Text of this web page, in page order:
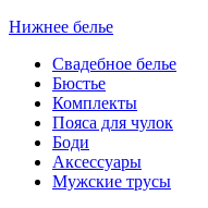
Нижнее белье
Свадебное белье
Бюстье
Комплекты
Пояса для чулок
Боди
Аксессуары
Мужские трусы